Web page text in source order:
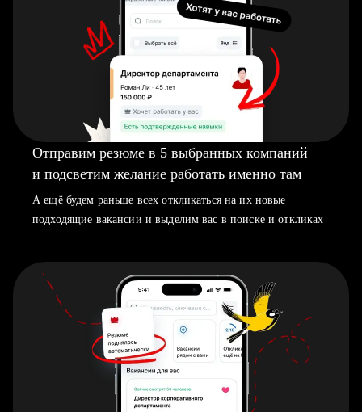
Отправим резюме в 5 выбранных компаний
и подсветим желание работать именно там
А ещё будем раньше всех откликаться на их новые
подходящие вакансии и выделим вас в поиске и откликах